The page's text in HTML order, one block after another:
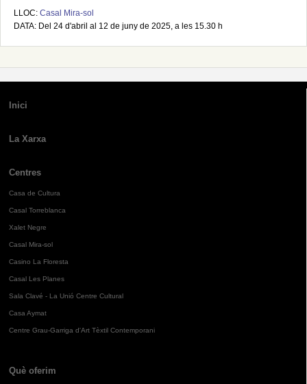
LLOC: Casal Mira-sol
DATA: Del 24 d'abril al 12 de juny de 2025, a les 15.30 h
Inici
La Xarxa
Centres
Casa de Cultura
Casal Torreblanca
Xalet Negre
Casal Mira-sol
Casino La Floresta
Casal Les Planes
Sala Clavé - La Unió Centre Cultural
Casa Aymat
Centre Grau-Garriga d'Art Tèxtil Contemporani
Què oferim